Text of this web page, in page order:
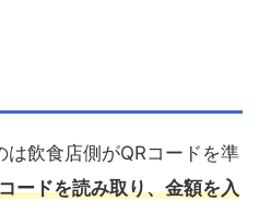
は飲食店側がQRコードを準
ードを読み取り、金額を入